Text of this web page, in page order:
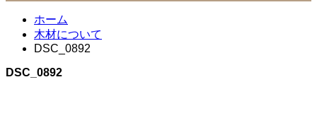
ホーム
木材について
DSC_0892
DSC_0892